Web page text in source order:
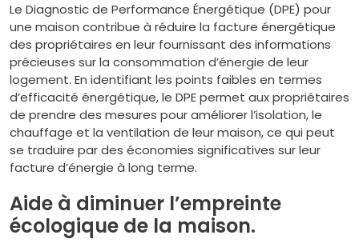
Le Diagnostic de Performance Énergétique (DPE) pour
une maison contribue à réduire la facture énergétique
des propriétaires en leur fournissant des informations
précieuses sur la consommation d’énergie de leur
logement. En identifiant les points faibles en termes
d’efficacité énergétique, le DPE permet aux propriétaires
de prendre des mesures pour améliorer l’isolation, le
chauffage et la ventilation de leur maison, ce qui peut
se traduire par des économies significatives sur leur
facture d’énergie à long terme.
Aide à diminuer l’empreinte
écologique de la maison.